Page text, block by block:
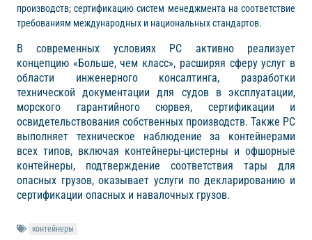
производств; сертификацию систем менеджмента на соответствие
требованиям международных и национальных стандартов.
В современных условиях РС активно реализует
концепцию «Больше, чем класс», расширяя сферу услуг в
области инженерного консалтинга, разработки
технической документации для судов в эксплуатации,
морского гарантийного сюрвея, сертификации и
освидетельствования собственных производств. Также РС
выполняет техническое наблюдение за контейнерами
всех типов, включая контейнеры-цистерны и офшорные
контейнеры, подтверждение соответствия тары для
опасных грузов, оказывает услуги по декларированию и
сертификации опасных и навалочных грузов.
контейнеры